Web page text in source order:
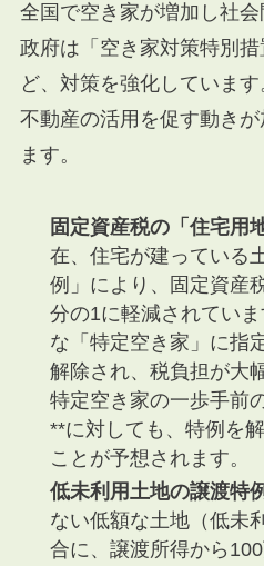
全国で空き家が増加し社会
政府は「空き家対策特別
ど、対策を強化していま
不動産の活用を促す動き
ます。
固定資産税の「住宅用
在、住宅が建っている
例」により、固定資産
分の1に軽減されてい
な「特定空き家」に指
解除され、税負担が大
特定空き家の一歩手前
**に対しても、特例を
ことが予想されます。
低未利用土地の譲渡特
ない低額な土地（低未
合に、譲渡所得から